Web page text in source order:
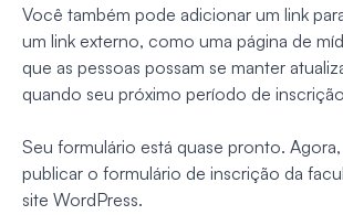
Você também pode adicionar um link
um link externo, como uma página de
que as pessoas possam se manter
quando seu próximo período de
Seu formulário está quase pronto.
publicar o formulário de inscrição da
site WordPress.